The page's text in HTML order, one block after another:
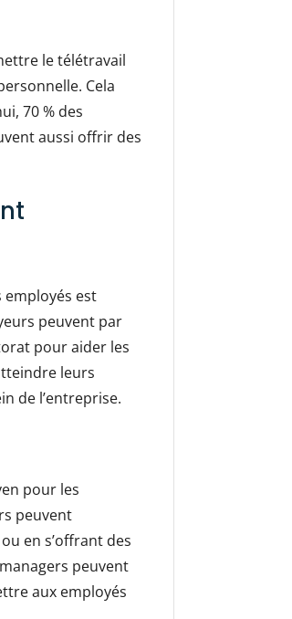
le télétravail
Cela
70 % des
aussi offrir des
est
peuvent par
pour aider les
leurs
de l’entreprise.
pour les
peuvent
en s’offrant des
peuvent
aux employés